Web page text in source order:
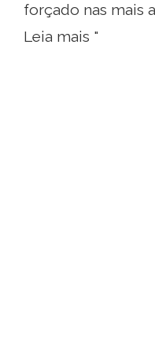
forçado nas mais
Leia mais "